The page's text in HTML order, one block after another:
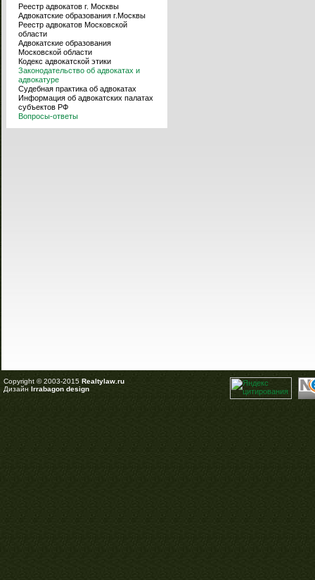
Реестр адвокатов г. Москвы
Адвокатские образования г.Москвы
Реестр адвокатов Московской
области
Адвокатские образования
Московской области
Кодекс адвокатской этики
Законодательство об адвокатах и
адвокатуре
Судебная практика об адвокатах
Информация об адвокатских палатах
субъектов РФ
Вопросы-ответы
Copyright © 2003-2015 Realtylaw.ru
Дизайн Irrabagon design